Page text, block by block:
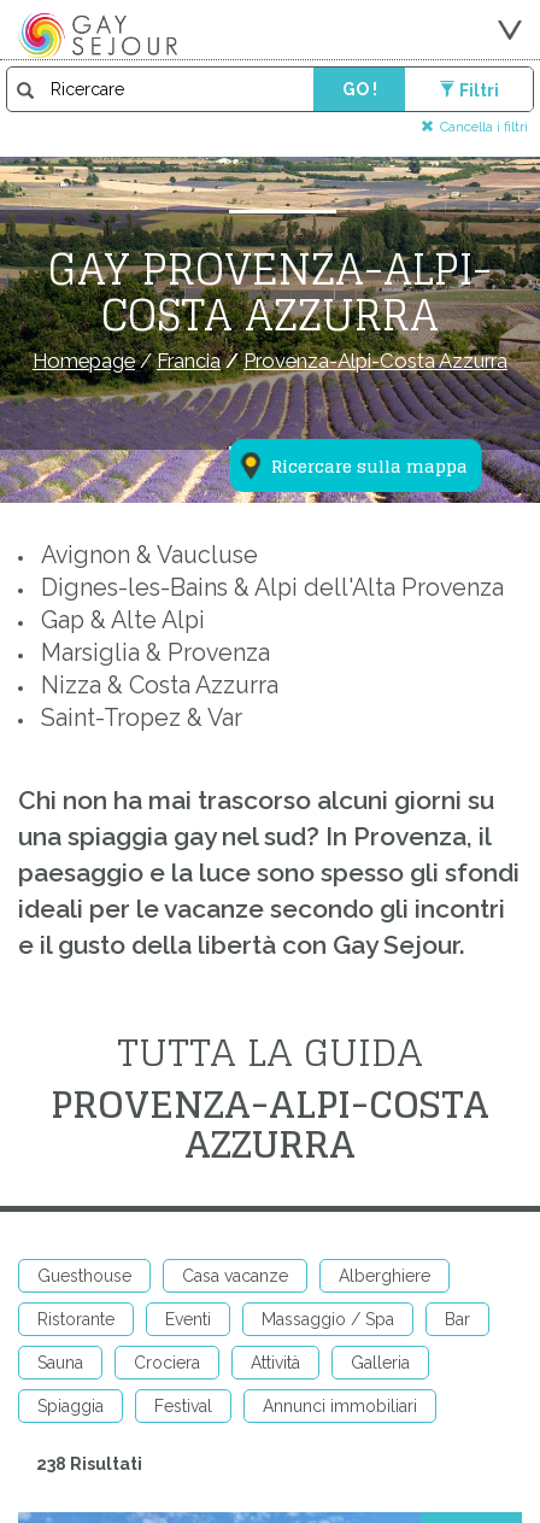
GO ! Filtri
Cancella i filtri
Ricercare sulla mappa
GAY PROVENZA-ALPI-
COSTA AZZURRA
Homepage/Francia/Provenza-Alpi-Costa Azzurra
Avignon & Vaucluse
Dignes-les-Bains & Alpi dell'Alta Provenza
Gap & Alte Alpi
Marsiglia & Provenza
Nizza & Costa Azzurra
Saint-Tropez & Var
Chi non ha mai trascorso alcuni giorni su
una spiaggia gay nel sud? In Provenza, il
paesaggio e la luce sono spesso gli sfondi
ideali per le vacanze secondo gli incontri
e il gusto della libertà con Gay Sejour.
TUTTA LA GUIDA
PROVENZA-ALPI-COSTA
AZZURRA
Guesthouse Casa vacanze Alberghiere
Ristorante Eventi Massaggio / Spa Bar
Sauna Crociera Attività Galleria
Spiaggia Festival Annunci immobiliari
238 Risultati